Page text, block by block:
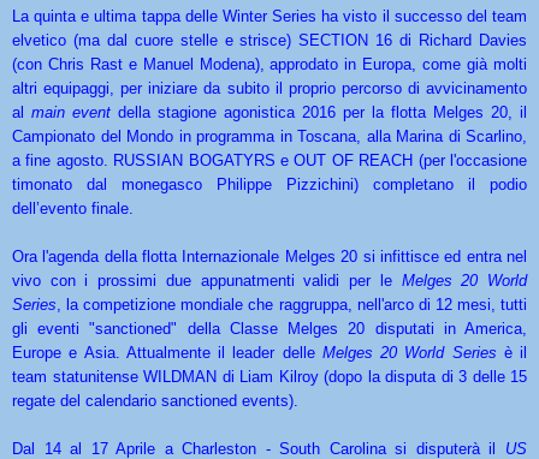
La quinta e ultima tappa delle Winter Series ha visto il successo del team
elvetico (ma dal cuore stelle e strisce) SECTION 16 di Richard Davies
(con Chris Rast e Manuel Modena), approdato in Europa, come già molti
altri equipaggi, per iniziare da subito il proprio percorso di avvicinamento
al main event della stagione agonistica 2016 per la flotta Melges 20, il
Campionato del Mondo in programma in Toscana, alla Marina di Scarlino,
a fine agosto. RUSSIAN BOGATYRS e OUT OF REACH (per l'occasione
timonato dal monegasco Philippe Pizzichini) completano il podio
dell’evento finale.
Ora l'agenda della flotta Internazionale Melges 20 si infittisce ed entra nel
vivo con i prossimi due appunatmenti validi per le Melges 20 World
Series , la competizione mondiale che raggruppa, nell'arco di 12 mesi, tutti
gli eventi "sanctioned" della Classe Melges 20 disputati in America,
Europe e Asia. Attualmente il leader delle Melges 20 World Series è il
team statunitense WILDMAN di Liam Kilroy (dopo la disputa di 3 delle 15
regate del calendario sanctioned events).
Dal 14 al 17 Aprile a Charleston - South Carolina si disputerà il US